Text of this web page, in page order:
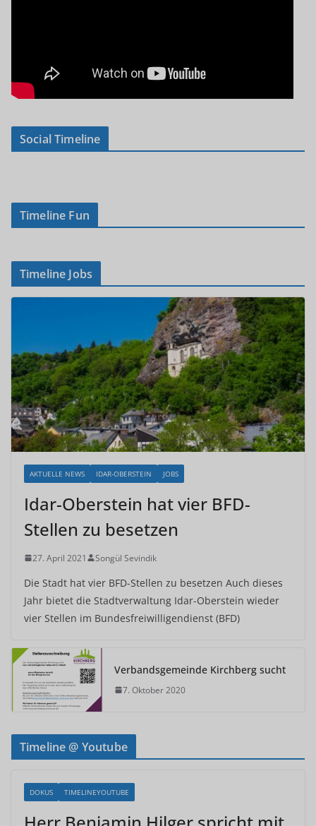
Social Timeline
Timeline Fun
Timeline Jobs
AKTUELLE NEWS IDAR-OBERSTEIN JOBS
Idar-Oberstein hat vier BFD-
Stellen zu besetzen
27. April 2021 Songül Sevindik
Die Stadt hat vier BFD-Stellen zu besetzen Auch dieses
Jahr bietet die Stadtverwaltung Idar-Oberstein wieder
vier Stellen im Bundesfreiwilligendienst (BFD)
Verbandsgemeinde Kirchberg sucht
7. Oktober 2020
Timeline @ Youtube
DOKUS TIMELINEYOUTUBE